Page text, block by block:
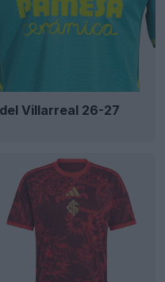
Villarreal 26-27